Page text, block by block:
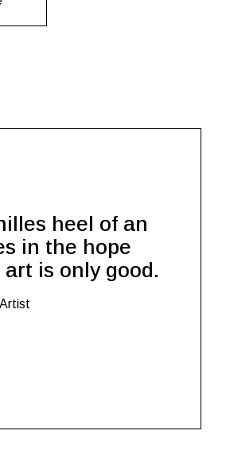
heel of an
in the hope
is only good.